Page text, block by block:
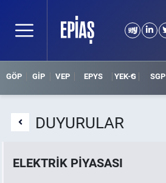
GÖP GİP VEP EPYS YEK-G SGP
DUYURULAR
ELEKTRİK PİYASASI